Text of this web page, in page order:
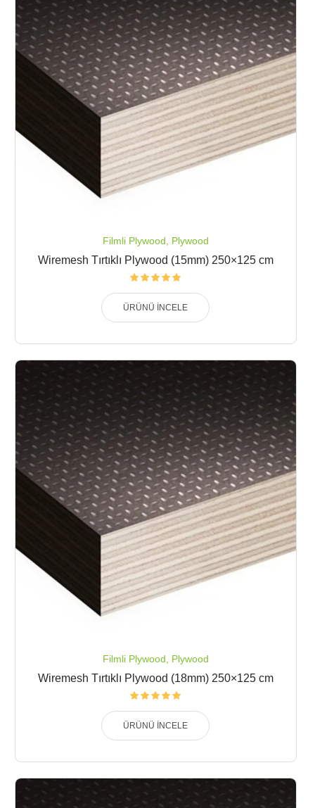
Filmli Plywood Plywood
Wiremesh Tırtıklı Plywood (15mm) 250×125 cm
ÜRÜNÜ İNCELE
Filmli Plywood Plywood
Wiremesh Tırtıklı Plywood (18mm) 250×125 cm
ÜRÜNÜ İNCELE